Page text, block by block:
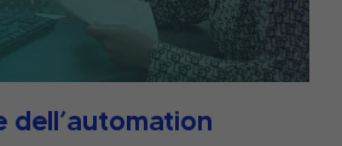
dell’automation